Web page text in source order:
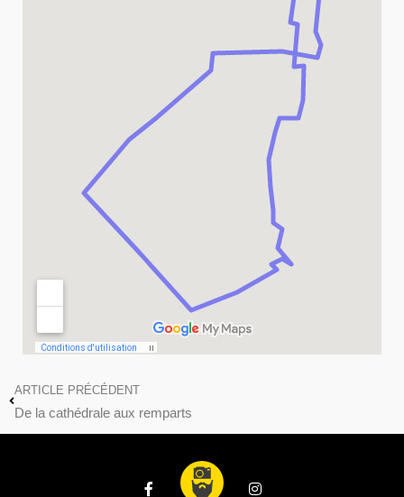
ARTICLE PRÉCÉDENT
De la cathédrale aux remparts